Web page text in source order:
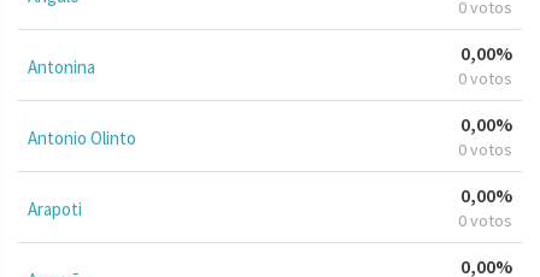
0 votos
Antonina
0,00%
0 votos
Antonio Olinto
0,00%
0 votos
Arapoti
0,00%
0 votos
0,00%